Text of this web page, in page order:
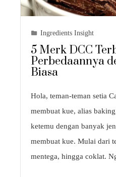
Ingredients Insight
5 Merk DCC
Perbedaannya
Biasa
Hola, teman-teman setia
membuat kue, alias
ketemu dengan banyak
membuat kue. Mulai dari
mentega, hingga coklat.